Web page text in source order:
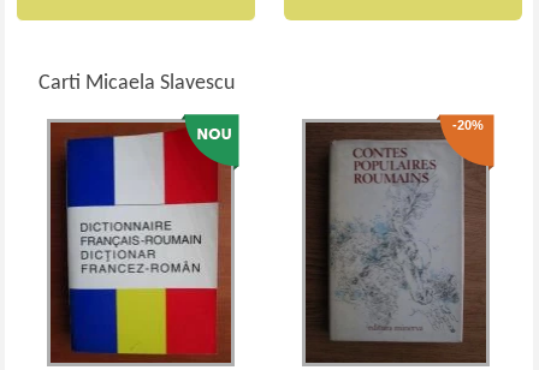
Carti Micaela Slavescu
-20%